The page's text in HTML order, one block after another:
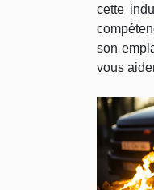
cette
son
vous